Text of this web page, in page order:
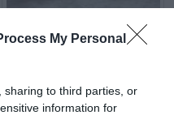
My Personal
sharing to third parties, or
information for
Látková rohová sedačka Be